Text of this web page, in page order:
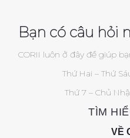
Bạn có câu hỏi
CORII luôn ở đây để giúp
Thứ Hai – Thứ
Thứ 7 – Chủ
TÌM
VỀ